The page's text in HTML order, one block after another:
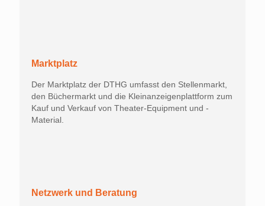
Marktplatz
Der Marktplatz der DTHG umfasst den Stellenmarkt,
den Büchermarkt und die Kleinanzeigenplattform zum
Kauf und Verkauf von Theater-Equipment und -
Material.
Netzwerk und Beratung